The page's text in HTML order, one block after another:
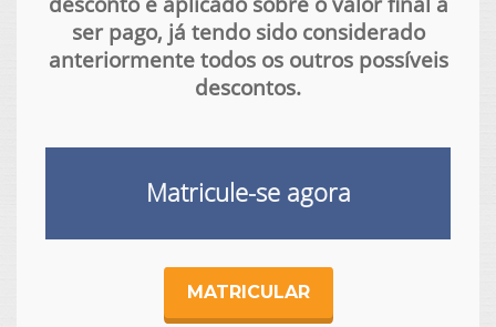
ser pago, já tendo sido considerado
anteriormente todos os outros possíveis
descontos.
Matricule-se agora
MATRICULAR